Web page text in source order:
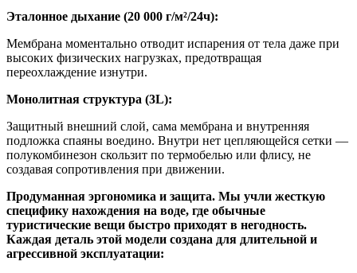
Эталонное дыхание (20 000 г/м²/24ч):
Мембрана моментально отводит испарения от тела даже при
высоких физических нагрузках, предотвращая
переохлаждение изнутри.
Монолитная структура (3L):
Защитный внешний слой, сама мембрана и внутренняя
подложка спаяны воедино. Внутри нет цепляющейся сетки —
полукомбинезон скользит по термобелью или флису, не
создавая сопротивления при движении.
Продуманная эргономика и защита. Мы учли жесткую
специфику нахождения на воде, где обычные
туристические вещи быстро приходят в негодность.
Каждая деталь этой модели создана для длительной и
агрессивной эксплуатации: